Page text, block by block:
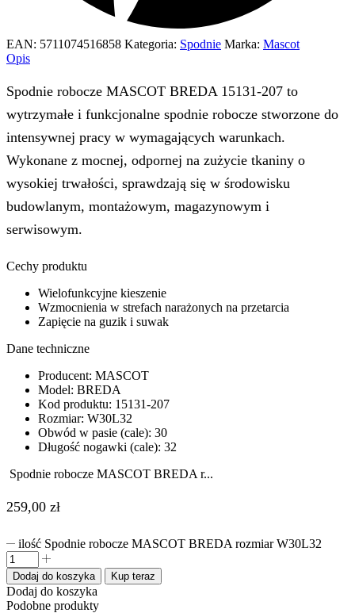
EAN: 5711074516858 Kategoria: Spodnie Marka: Mascot
Opis
Spodnie robocze MASCOT BREDA 15131-207 to
wytrzymałe i funkcjonalne spodnie robocze stworzone do
intensywnej pracy w wymagających warunkach.
Wykonane z mocnej, odpornej na zużycie tkaniny o
wysokiej trwałości, sprawdzają się w środowisku
budowlanym, montażowym, magazynowym i
serwisowym.
Cechy produktu
Wielofunkcyjne kieszenie
Wzmocnienia w strefach narażonych na przetarcia
Zapięcie na guzik i suwak
Dane techniczne
Producent: MASCOT
Model: BREDA
Kod produktu: 15131-207
Rozmiar: W30L32
Obwód w pasie (cale): 30
Długość nogawki (cale): 32
Spodnie robocze MASCOT BREDA r...
259,00 zł
ilość Spodnie robocze MASCOT BREDA rozmiar W30L32
Dodaj do koszyka Kup teraz
Dodaj do koszyka
Podobne produkty